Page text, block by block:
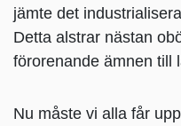
jämte det
Detta alstrar nästan
förorenande ämnen till
Nu måste vi alla får